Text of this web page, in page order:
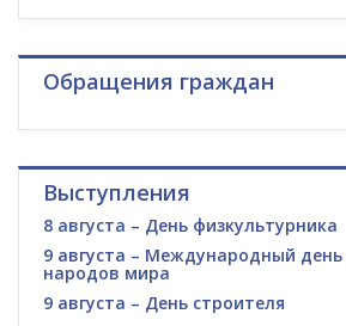
Обращения граждан
Выступления
8 августа – День физкультурника
9 августа – Международный
народов мира
9 августа – День строителя